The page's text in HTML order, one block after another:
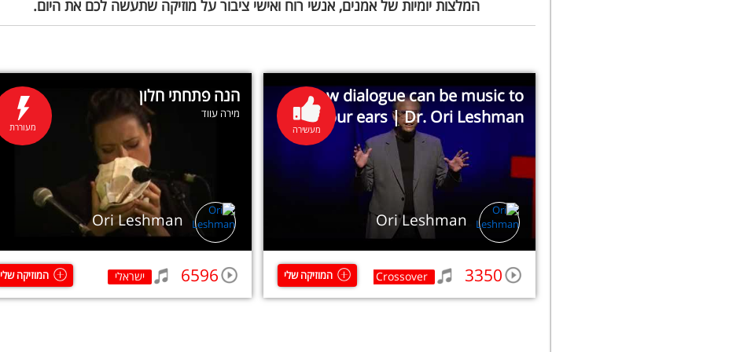
המלצות יומיות של אמנים, אנשי רוח ואישי ציבור על מוזיקה שתעשה לכם את היום.
How dialogue can be music to
your ears | Dr. Ori Leshman
מעשירה
Ori Leshman
3350
Crossover המוזיקה שלי
הנה פתחתי חלון
מירה עווד
מעוררת
Ori Leshman
6596 ישראלי המוזיקה שלי